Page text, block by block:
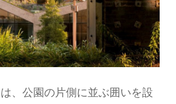
、公園の片側に並ぶ囲いを設